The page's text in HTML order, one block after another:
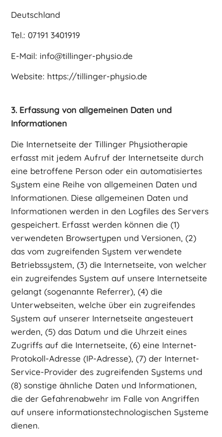
Deutschland
Tel.: 07191 3401919
E-Mail: info@tillinger-physio.de
Website: https://tillinger-physio.de
3. Erfassung von allgemeinen Daten und
Informationen
Die Internetseite der Tillinger Physiotherapie
erfasst mit jedem Aufruf der Internetseite durch
eine betroffene Person oder ein automatisiertes
System eine Reihe von allgemeinen Daten und
Informationen. Diese allgemeinen Daten und
Informationen werden in den Logfiles des Servers
gespeichert. Erfasst werden können die (1)
verwendeten Browsertypen und Versionen, (2)
das vom zugreifenden System verwendete
Betriebssystem, (3) die Internetseite, von welcher
ein zugreifendes System auf unsere Internetseite
gelangt (sogenannte Referrer), (4) die
Unterwebseiten, welche über ein zugreifendes
System auf unserer Internetseite angesteuert
werden, (5) das Datum und die Uhrzeit eines
Zugriffs auf die Internetseite, (6) eine Internet-
Protokoll-Adresse (IP-Adresse), (7) der Internet-
Service-Provider des zugreifenden Systems und
(8) sonstige ähnliche Daten und Informationen,
die der Gefahrenabwehr im Falle von Angriffen
auf unsere informationstechnologischen Systeme
dienen.